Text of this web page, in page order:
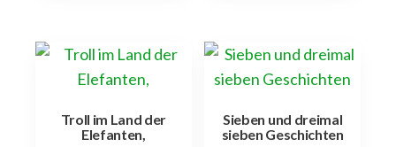
Troll im Land der
Elefanten,
Sieben und dreimal
sieben Geschichten